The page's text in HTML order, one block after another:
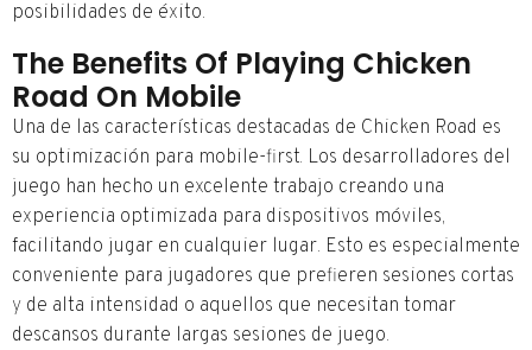
posibilidades de éxito.
The Benefits Of Playing Chicken
Road On Mobile
Una de las características destacadas de Chicken Road es
su optimización para mobile-first. Los desarrolladores del
juego han hecho un excelente trabajo creando una
experiencia optimizada para dispositivos móviles,
facilitando jugar en cualquier lugar. Esto es especialmente
conveniente para jugadores que prefieren sesiones cortas
y de alta intensidad o aquellos que necesitan tomar
descansos durante largas sesiones de juego.